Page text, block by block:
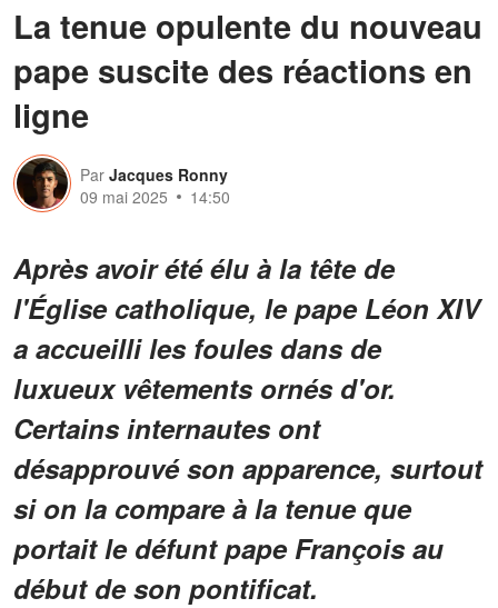
La tenue opulente du nouveau
pape suscite des réactions en
ligne
Par Jacques Ronny
09 mai 2025
14:50
Après avoir été élu à la tête de
l'Église catholique, le pape Léon XIV
a accueilli les foules dans de
luxueux vêtements ornés d'or.
Certains internautes ont
désapprouvé son apparence, surtout
si on la compare à la tenue que
portait le défunt pape François au
début de son pontificat.